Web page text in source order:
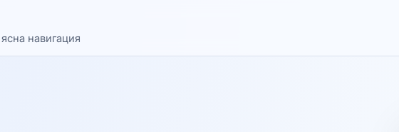
навигация